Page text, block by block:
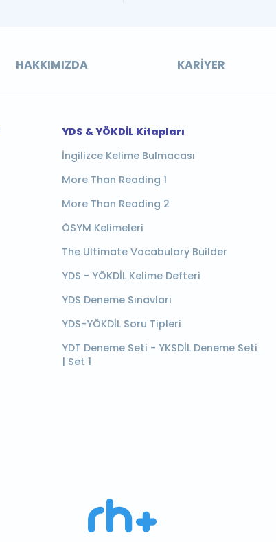
HAKKIMIZDA KARIYER
YDS & YÖKDİL Kitapları
İngilizce Kelime Bulmacası
More Than Reading 1
More Than Reading 2
ÖSYM Kelimeleri
The Ultimate Vocabulary Builder
YDS - YÖKDİL Kelime Defteri
YDS Deneme Sınavları
YDS-YÖKDİL Soru Tipleri
YDT Deneme Seti - YKSDİL Deneme Seti
| Set 1